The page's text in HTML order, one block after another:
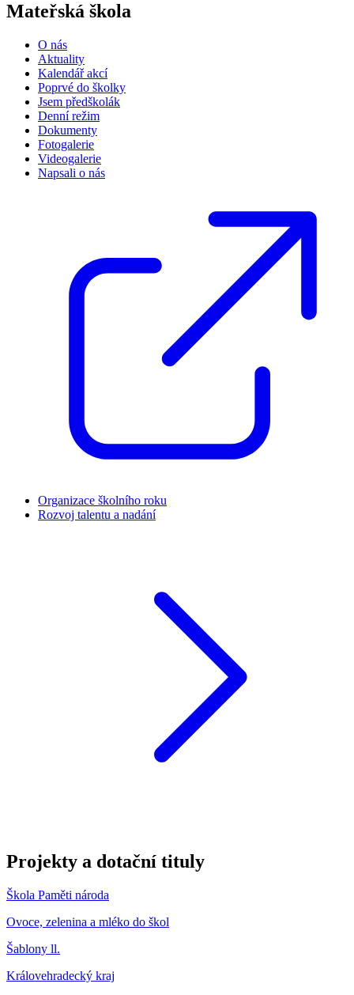
Mateřská škola
O nás
Aktuality
Kalendář akcí
Poprvé do školky
Jsem předškolák
Denní režim
Dokumenty
Fotogalerie
Videogalerie
Napsali o nás
Organizace školního roku
Rozvoj talentu a nadání
Projekty a dotační tituly
Škola Paměti národa
Ovoce, zelenina a mléko do škol
Šablony ll.
Královehradecký kraj